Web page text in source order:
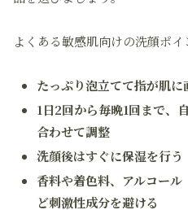
よくある敏感肌向けの洗顔ポイ
たっぷり泡立てて指が肌
1日2回から毎晩1回まで、
合わせて調整
洗顔後はすぐに保湿を行う
香料や着色料、アルコー
ど刺激性成分を避ける